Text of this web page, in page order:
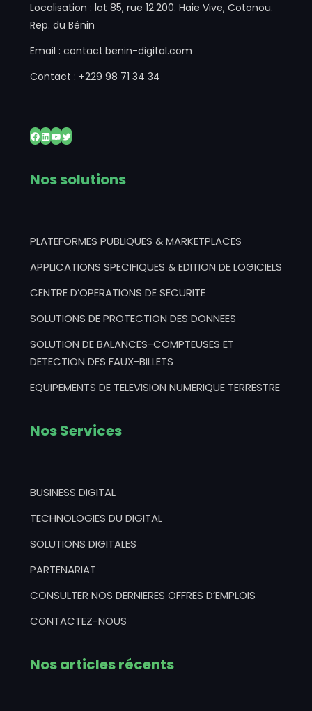
Localisation : lot 85, rue 12.200. Haie Vive, Cotonou.
Rep. du Bénin
Email : contact.benin-digital.com
Contact : +229 98 71 34 34
Facebook
LinkedIn
YouTube
Twitter
Nos solutions
PLATEFORMES PUBLIQUES & MARKETPLACES
APPLICATIONS SPECIFIQUES & EDITION DE LOGICIELS
CENTRE D’OPERATIONS DE SECURITE
SOLUTIONS DE PROTECTION DES DONNEES
SOLUTION DE BALANCES-COMPTEUSES ET
DETECTION DES FAUX-BILLETS
EQUIPEMENTS DE TELEVISION NUMERIQUE TERRESTRE
Nos Services
BUSINESS DIGITAL
TECHNOLOGIES DU DIGITAL
SOLUTIONS DIGITALES
PARTENARIAT
CONSULTER NOS DERNIERES OFFRES D’EMPLOIS
CONTACTEZ-NOUS
Nos articles récents